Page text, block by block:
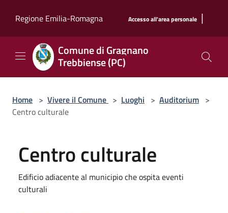
Regione Emilia-Romagna
Accesso all'area personale |
Comune di Gragnano
Trebbiense (PC)
Home > Vivere il Comune > Luoghi > Auditorium >
Centro culturale
Centro culturale
Edificio adiacente al municipio che ospita eventi
culturali